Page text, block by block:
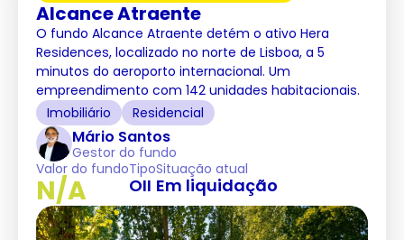
Alcance Atraente
O fundo Alcance Atraente detém o ativo Hera
Residences, localizado no norte de Lisboa, a 5
minutos do aeroporto internacional. Um
empreendimento com 142 unidades habitacionais.
Imobiliário
Residencial
Mário Santos
Gestor do fundo
Valor do fundo
N/A
Tipo
OII
Situação atual
Em liquidação